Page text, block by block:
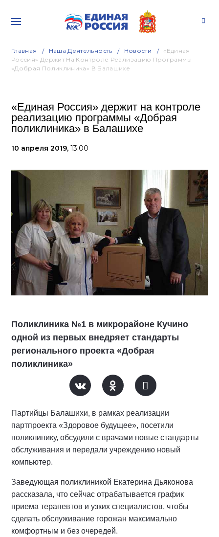
Главная Наша Деятельность Новости
«Единая
Россия» Держит На Контроле Реализацию Программы
«Добрая Поликлиника» В Балашихе
«Единая Россия» держит на контроле
реализацию программы «Добрая
поликлиника» в Балашихе
10 апреля 2019, 13:00
Поликлиника №1 в микрорайоне Кучино
одной из первых внедряет стандарты
регионального проекта «Добрая
поликлиника»
Партийцы Балашихи, в рамках реализации
партпроекта «Здоровое будущее», посетили
поликлинику, обсудили с врачами новые стандарты
обслуживания и передали учреждению новый
компьютер.
Заведующая поликлиникой Екатерина Дьяконова
рассказала, что сейчас отрабатывается график
приема терапевтов и узких специалистов, чтобы
сделать обслуживание горожан максимально
комфортным и без очередей.